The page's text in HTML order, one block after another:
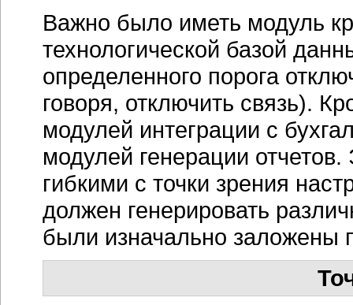
Важно было иметь модуль
технологической базой
определенного порога
говоря, отключить связь).
модулей интеграции с
модулей генерации
гибкими с точки зрения
должен генерировать
были изначально заложены